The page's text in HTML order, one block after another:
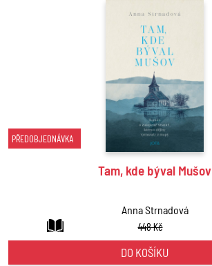
PŘEDOBJEDNÁVKA
Tam, kde býval Mušov
Anna Strnadová
448 Kč
DO KOŠÍKU